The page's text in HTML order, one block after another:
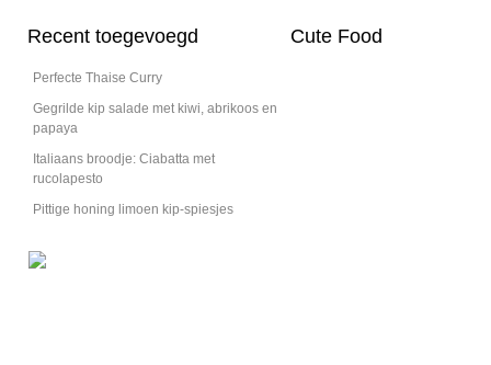
Recent toegevoegd
Perfecte Thaise Curry
Gegrilde kip salade met kiwi, abrikoos en
papaya
Italiaans broodje: Ciabatta met
rucolapesto
Pittige honing limoen kip-spiesjes
Cute Food